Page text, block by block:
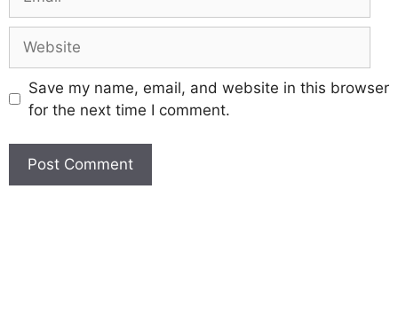
Save my name, email, and website in this browser
for the next time I comment.